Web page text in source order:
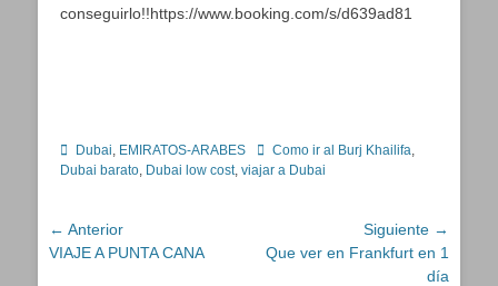
conseguirlo!!https://www.booking.com/s/d639ad81
Categorías
Dubai, EMIRATOS-ARABES Etiquetas
Como ir al Burj Khailifa,
Dubai barato, Dubai low cost, viajar a Dubai
Navegación
de
← Anterior
Entrada
VIAJE A PUNTA CANA
Siguiente →
Entrada
Que ver en Frankfurt en 1
día